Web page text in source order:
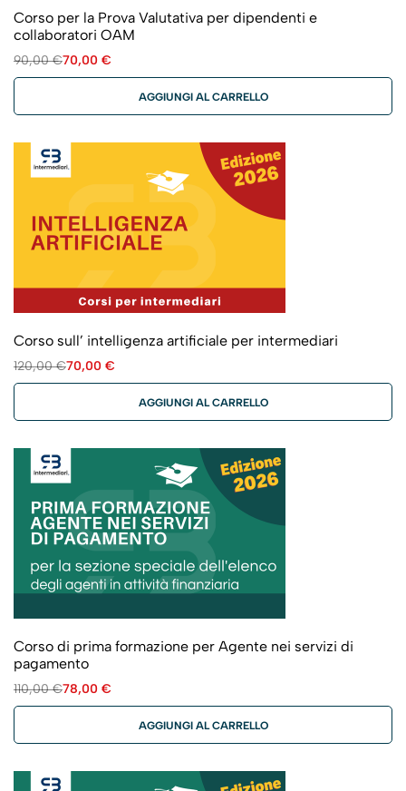
Corso per la Prova Valutativa per dipendenti e
collaboratori OAM
90,00€70,00 €
AGGIUNGI AL CARRELLO
Corso sull’ intelligenza artificiale per intermediari
120,00€70,00 €
AGGIUNGI AL CARRELLO
Corso di prima formazione per Agente nei servizi di
pagamento
110,00€78,00 €
AGGIUNGI AL CARRELLO